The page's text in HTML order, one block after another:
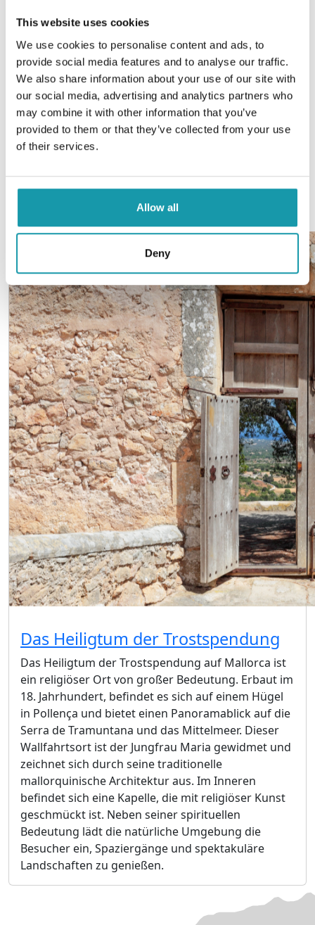
This website uses cookies
We use cookies to personalise content and ads, to
provide social media features and to analyse our traffic.
We also share information about your use of our site with
our social media, advertising and analytics partners who
may combine it with other information that you’ve
provided to them or that they’ve collected from your use
of their services.
Allow all
Deny
Mittwochsmarkt zieht Besucher aus der ganzen
Insel an und bietet lokale Produkte und
Handwerkskunst. In der Nähe des Dorfes befinden
sich einige der schönsten Strände Mallorcas, wie
Cala Santanyí und Cala Llombards, ideal zum
Entspannen und Genießen von Sonne und Meer.
Darüber hinaus bietet die Umgebung
Möglichkeiten zum Wandern und Erkunden
Landschaften.
Das Heiligtum der Trostspendung
Das Heiligtum der Trostspendung auf Mallorca ist
ein religiöser Ort von großer Bedeutung. Erbaut im
18. Jahrhundert, befindet es sich auf einem Hügel
in Pollença und bietet einen Panoramablick auf die
Serra de Tramuntana und das Mittelmeer. Dieser
Wallfahrtsort ist der Jungfrau Maria gewidmet und
zeichnet sich durch seine traditionelle
mallorquinische Architektur aus. Im Inneren
befindet sich eine Kapelle, die mit religiöser Kunst
geschmückt ist. Neben seiner spirituellen
Bedeutung lädt die natürliche Umgebung die
Besucher ein, Spaziergänge und spektakuläre
Landschaften zu genießen.